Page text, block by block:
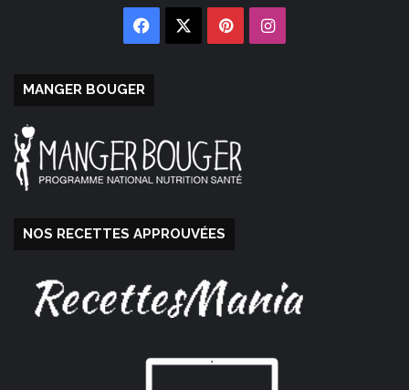
Facebook PinterestInstagram
MANGER BOUGER
NOS RECETTES APPROUVÉES